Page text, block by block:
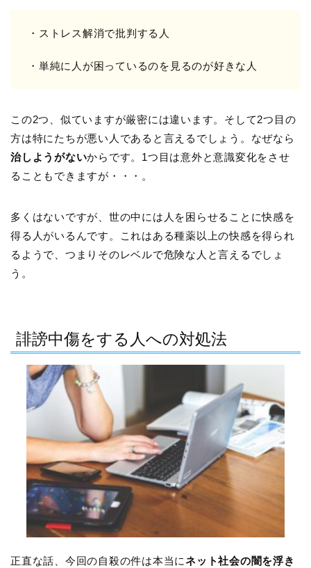
・ストレス解消で批判する人
・単純に人が困っているのを見るのが好きな人
この2つ、似ていますが厳密には違います。そして2つ目の
方は特にたちが悪い人であると言えるでしょう。なぜなら
治しようがないからです。1つ目は意外と意識変化をさせ
ることもできますが・・・。
多くはないですが、世の中には人を困らせることに快感を
得る人がいるんです。これはある種薬以上の快感を得られ
るようで、つまりそのレベルで危険な人と言えるでしょ
う。
誹謗中傷をする人への対処法
正直な話、今回の自殺の件は本当にネット社会の闇を浮き